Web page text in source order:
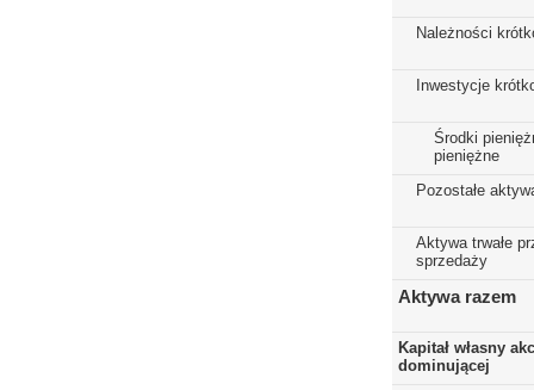
Należności
Inwestycje
Środki
pieniężne
Pozostałe
Aktywa trwałe
sprzedaży
Aktywa razem
Kapitał własny
dominującej